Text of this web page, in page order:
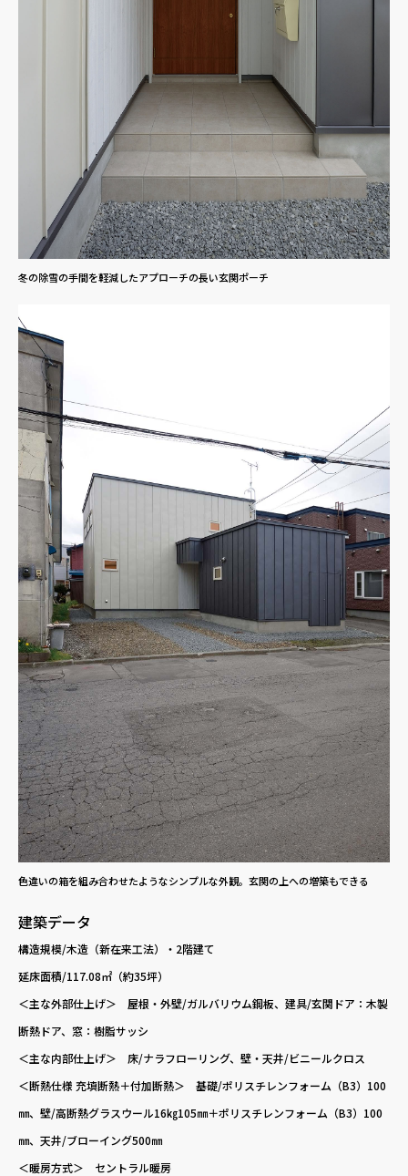
冬の除雪の手間を軽減したアプローチの長い玄関ポーチ
色違いの箱を組み合わせたようなシンプルな外観。玄関の上への増築もできる
建築データ
構造規模/木造（新在来工法）・2階建て
延床面積/117.08㎡（約35坪）
＜主な外部仕上げ＞ 屋根・外壁/ガルバリウム鋼板、建具/玄関ドア：木製
断熱ドア、窓：樹脂サッシ
＜主な内部仕上げ＞ 床/ナラフローリング、壁・天井/ビニールクロス
＜断熱仕様 充填断熱＋付加断熱＞ 基礎/ポリスチレンフォーム（B3）100
㎜、壁/高断熱グラスウール16㎏105㎜＋ポリスチレンフォーム（B3）100
㎜、天井/ブローイング500㎜
＜暖房方式＞ セントラル暖房